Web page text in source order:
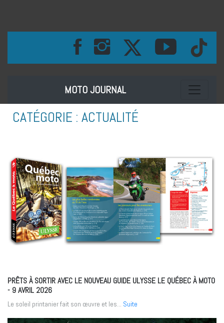
MOTO JOURNAL Toggle
CATÉGORIE : ACTUALITÉ
PRÊTS À SORTIR AVEC LE NOUVEAU GUIDE ULYSSE LE QUÉBEC À MOTO
- 9 AVRIL 2026
Le soleil printanier fait son œuvre et les... Suite